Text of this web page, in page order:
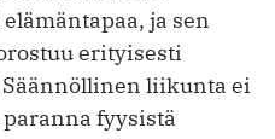
ja sen
erityisesti
liikunta ei
fyysistä